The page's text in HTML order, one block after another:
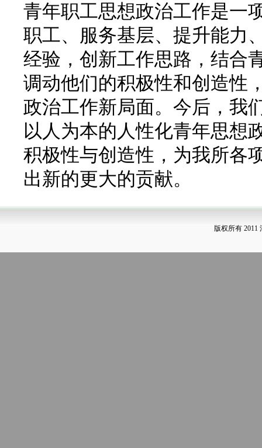
青年职工思想政治工作是一
职工、服务基层、提升能力
经验，创新工作思路，结合
调动他们的积极性和创造性
政治工作新局面。今后，我
以人为本的人性化青年思想
积极性与创造性，为我所各
出新的更大的贡献。
版权所有 2011